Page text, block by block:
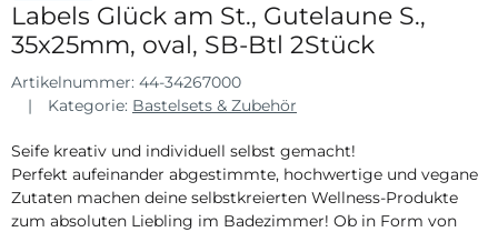
Labels Glück am St., Gutelaune S.,
35x25mm, oval, SB-Btl 2Stück
Artikelnummer: 44-34267000
Kategorie: Bastelsets & Zubehör
Seife kreativ und individuell selbst gemacht!
Perfekt aufeinander abgestimmte, hochwertige und vegane
Zutaten machen deine selbstkreierten Wellness-Produkte
zum absoluten Liebling im Badezimmer! Ob in Form von